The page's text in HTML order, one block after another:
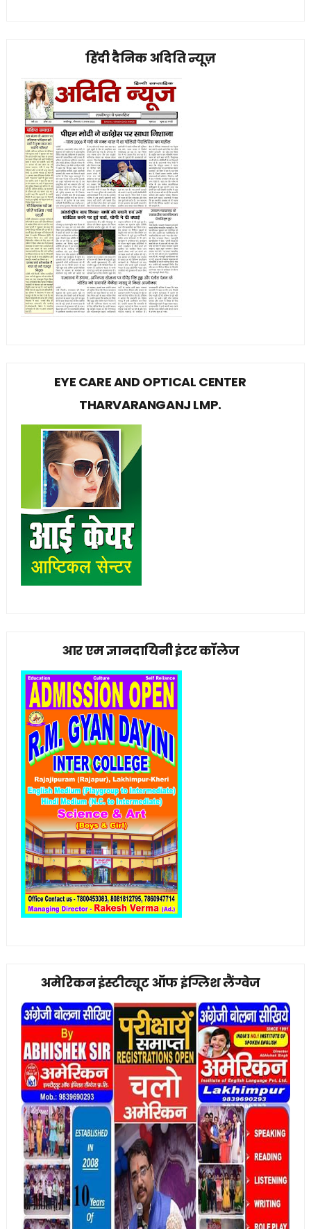
हिंदी दैनिक अदिति न्यूज़
EYE CARE AND OPTICAL CENTER
THARVARANGANJ LMP.
आर एम ज्ञानदायिनी इंटर कॉलेज
अमेरिकन इंस्टीट्यूट ऑफ इंग्लिश लैंग्वेज